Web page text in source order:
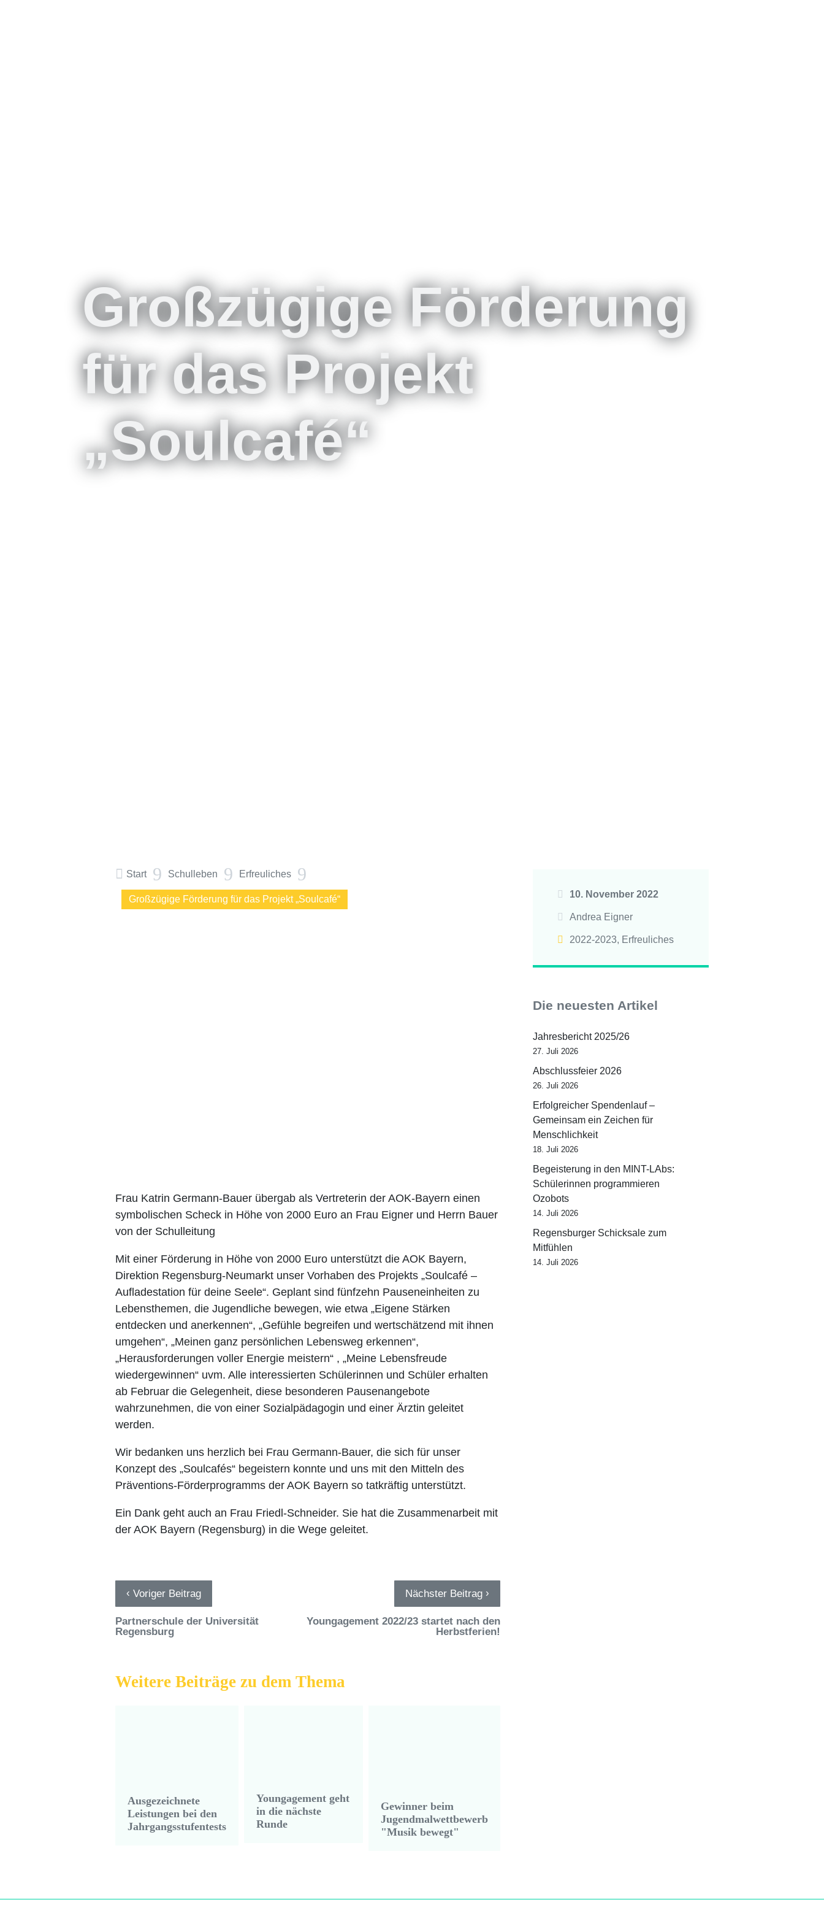
Großzügige Förderung
für das Projekt
„Soulcafé“
 Start 9 Schulleben 9 Erfreuliches 9
Großzügige Förderung für das Projekt „Soulcafé“
Frau Katrin Germann-Bauer übergab als Vertreterin der AOK-Bayern einen
symbolischen Scheck in Höhe von 2000 Euro an Frau Eigner und Herrn Bauer
von der Schulleitung
Mit einer Förderung in Höhe von 2000 Euro unterstützt die AOK Bayern,
Direktion Regensburg-Neumarkt unser Vorhaben des Projekts „Soulcafé –
Aufladestation für deine Seele“. Geplant sind fünfzehn Pauseneinheiten zu
Lebensthemen, die Jugendliche bewegen, wie etwa „Eigene Stärken
entdecken und anerkennen“, „Gefühle begreifen und wertschätzend mit ihnen
umgehen“, „Meinen ganz persönlichen Lebensweg erkennen“,
„Herausforderungen voller Energie meistern“ , „Meine Lebensfreude
wiedergewinnen“ uvm. Alle interessierten Schülerinnen und Schüler erhalten
ab Februar die Gelegenheit, diese besonderen Pausenangebote
wahrzunehmen, die von einer Sozialpädagogin und einer Ärztin geleitet
werden.
Wir bedanken uns herzlich bei Frau Germann-Bauer, die sich für unser
Konzept des „Soulcafés“ begeistern konnte und uns mit den Mitteln des
Präventions-Förderprogramms der AOK Bayern so tatkräftig unterstützt.
Ein Dank geht auch an Frau Friedl-Schneider. Sie hat die Zusammenarbeit mit
der AOK Bayern (Regensburg) in die Wege geleitet.
‹ Voriger Beitrag
Partnerschule der Universität
Regensburg
Nächster Beitrag ›
Youngagement 2022/23 startet nach den
Herbstferien!
Weitere Beiträge zu dem Thema
Ausgezeichnete
Leistungen bei den
Jahrgangsstufentests
Youngagement geht
in die nächste
Runde
Gewinner beim
Jugendmalwettbewerb
"Musik bewegt"
10. November 2022
Andrea Eigner
2022-2023, Erfreuliches
Die neuesten Artikel
Jahresbericht 2025/26
27. Juli 2026
Abschlussfeier 2026
26. Juli 2026
Erfolgreicher Spendenlauf –
Gemeinsam ein Zeichen für
Menschlichkeit
18. Juli 2026
Begeisterung in den MINT-LAbs:
Schülerinnen programmieren
Ozobots
14. Juli 2026
Regensburger Schicksale zum
Mitfühlen
14. Juli 2026